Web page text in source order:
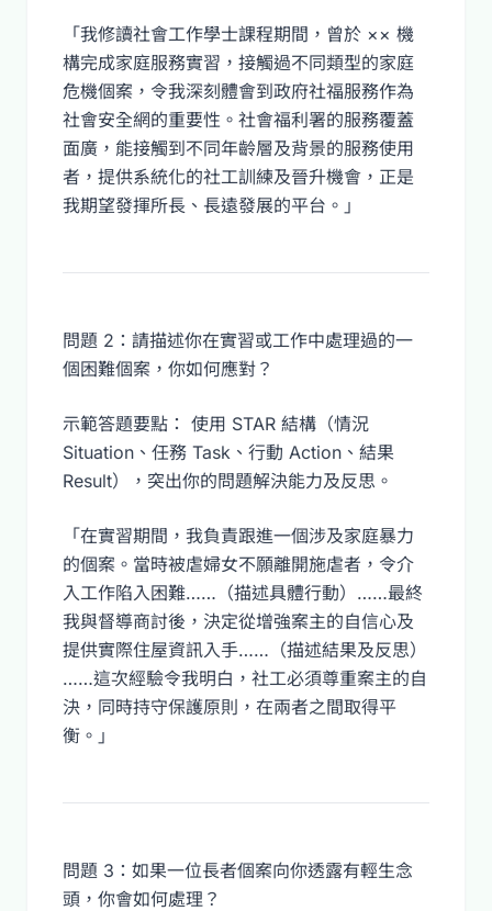
「我修讀社會工作學士課程期間，曾於 ×× 機
構完成家庭服務實習，接觸過不同類型的家庭
危機個案，令我深刻體會到政府社福服務作為
社會安全網的重要性。社會福利署的服務覆蓋
面廣，能接觸到不同年齡層及背景的服務使用
者，提供系統化的社工訓練及晉升機會，正是
我期望發揮所長、長遠發展的平台。」
問題 2：請描述你在實習或工作中處理過的一
個困難個案，你如何應對？
示範答題要點： 使用 STAR 結構（情況
Situation、任務 Task、行動 Action、結果
Result），突出你的問題解決能力及反思。
「在實習期間，我負責跟進一個涉及家庭暴力
的個案。當時被虐婦女不願離開施虐者，令介
入工作陷入困難……（描述具體行動）……最終
我與督導商討後，決定從增強案主的自信心及
提供實際住屋資訊入手……（描述結果及反思）
……這次經驗令我明白，社工必須尊重案主的自
決，同時持守保護原則，在兩者之間取得平
衡。」
問題 3：如果一位長者個案向你透露有輕生念
頭，你會如何處理？